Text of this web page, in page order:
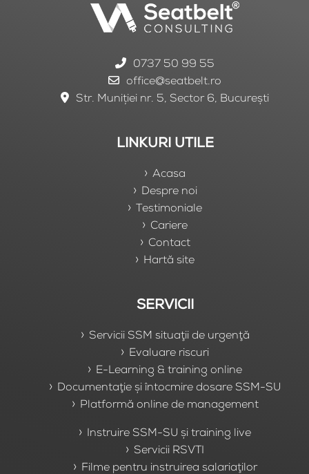
0737 50 99 55
office@seatbelt.ro
Str. Muniției nr. 5, Sector 6, București
LINKURI UTILE
Acasa
Despre noi
Testimoniale
Cariere
Contact
Hartă site
SERVICII
Servicii SSM situaţii de urgenţă
Evaluare riscuri
E-Learning & training online
Documentaţie şi întocmire dosare SSM-SU
Platformă online de management
Instruire SSM-SU şi training live
Servicii RSVTI
Filme pentru instruirea salariaţilor